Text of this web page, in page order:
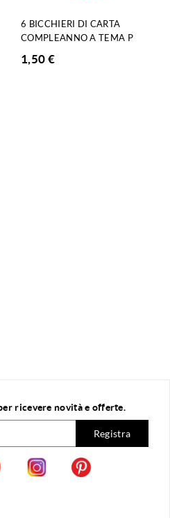
6 BICCHIERI DI CARTA
COMPLEANNO A TEMA P
1,50€
ricevere novità e offerte.
Registra